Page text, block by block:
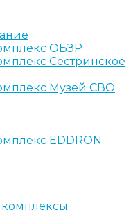
ОБЗР
Сестринское
Музей СВО
EDDRON
комплексы